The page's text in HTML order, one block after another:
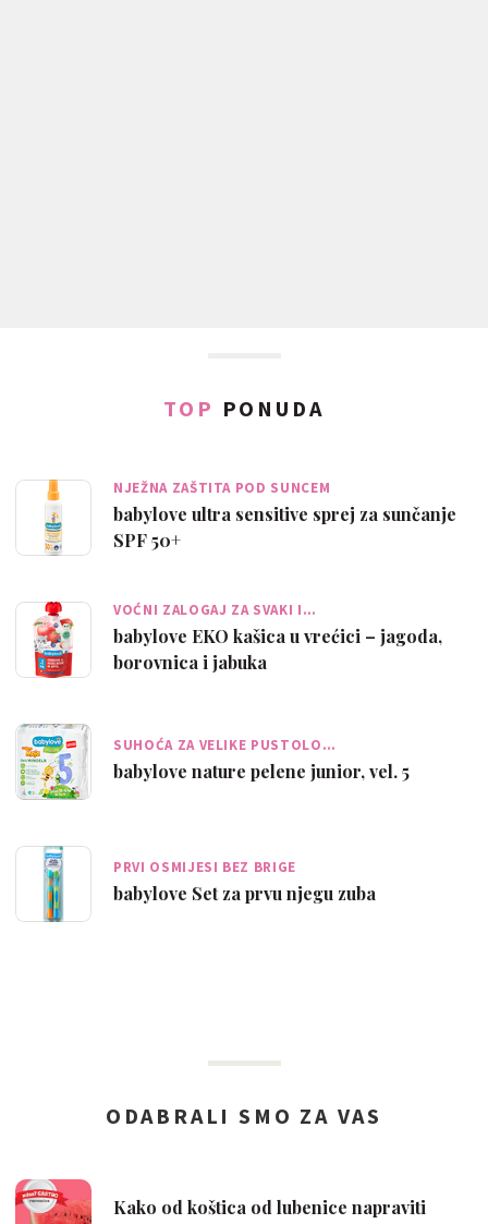
TOP PONUDA
NJEŽNA ZAŠTITA POD SUNCEM
babylove ultra sensitive sprej za sunčanje
SPF 50+
VOĆNI ZALOGAJ ZA SVAKI I…
babylove EKO kašica u vrećici – jagoda,
borovnica i jabuka
SUHOĆA ZA VELIKE PUSTOLO…
babylove nature pelene junior, vel. 5
PRVI OSMIJESI BEZ BRIGE
babylove Set za prvu njegu zuba